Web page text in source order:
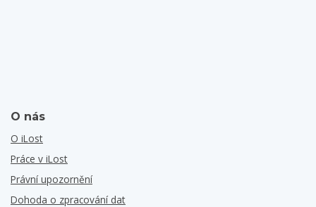
O nás
O iLost
Práce v iLost
Právní upozornění
Dohoda o zpracování dat